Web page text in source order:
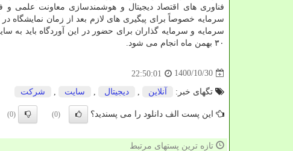
فناوری های اقتصاد دیجیتال و هوشمندسازی معاونت علمی
سرمایه خصوصاً برای پیگیری های لازم بعد از زمان
۳۰ بهمن ماه انجام می شود.
1400/10/30
22:50:01
تگهای خبر: آنلاین دیجیتال سایت شركت
این پست الف دانلود را می پسندید؟ (0)
(0)
تازه ترین پستهای مرتبط